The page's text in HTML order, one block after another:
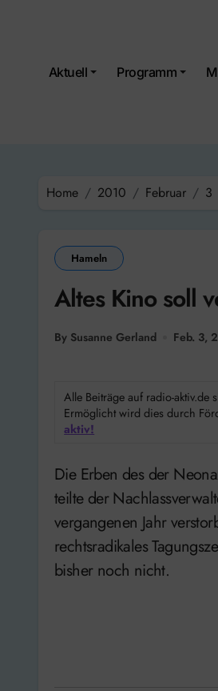
Aktuell Programm
Home 2010 Februar 3
Hameln
Altes Kino soll
By Susanne Gerland Feb. 3,
Alle Beiträge auf radio-
Ermöglicht wird dies durch
aktiv!
Die Erben des der Neonazianwalts Jürgen Rieger wollen das alte Kino in Hameln verkaufen. Das
teilte der
vergangenen Jahr
rechtsradikales
bisher noch nicht.